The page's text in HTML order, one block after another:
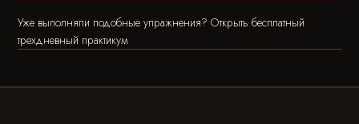
Уже выполняли подобные упражнения? Открыть бесплатный
трехдневный практикум